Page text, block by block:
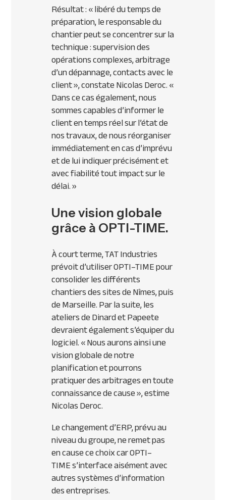
Résultat :« libéré du temps de
préparation, le responsable du
chantier peut se concentrer sur la
technique : supervision des
opérations complexes, arbitrage
d’un dépannage, contacts avec le
client », constate Nicolas Deroc.«
Dans ce cas également, nous
sommes capables d’informer le
client en temps réel sur l’état de
nos travaux, de nous réorganiser
immédiatement en cas d’imprévu
et de lui indiquer précisément et
avec fiabilité tout impact sur le
délai. »
Une vision globale
grâce à OPTI-TIME.
À court terme,TATIndustries
prévoit d’utiliserOPTI–TIMEpour
consolider les différents
chantiers des sites de Nîmes, puis
de Marseille. Par la suite, les
ateliers de Dinard et Papeete
devraient également s’équiper du
logiciel.« Nous aurons ainsi une
vision globale de notre
planification et pourrons
pratiquer des arbitrages en toute
connaissance de cause », estime
Nicolas Deroc.
Le changement d’ERP, prévu au
niveau du groupe, ne remet pas
en cause ce choix carOPTI–
TIMEs’interface aisément avec
autres systèmes d’information
des entreprises.